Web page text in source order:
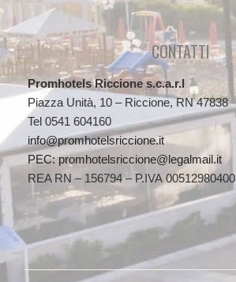
CONTATTI
Promhotels Riccione s.c.a.r.l
Piazza Unità, 10 – Riccione, RN 47838
Tel 0541 604160
info@promhotelsriccione.it
PEC: promhotelsriccione@legalmail.it
REA RN – 156794 – P.IVA 00512980400